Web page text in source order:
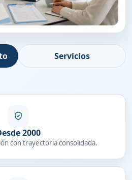
Servicios
2000
con trayectoria consolidada.